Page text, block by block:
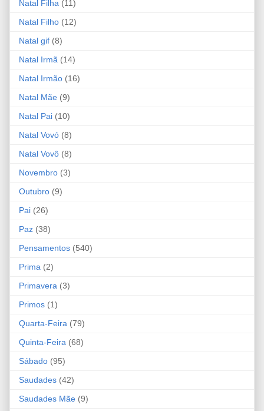
Natal Filha (11)
Natal Filho (12)
Natal gif (8)
Natal Irmã (14)
Natal Irmão (16)
Natal Mãe (9)
Natal Pai (10)
Natal Vovó (8)
Natal Vovô (8)
Novembro (3)
Outubro (9)
Pai (26)
Paz (38)
Pensamentos (540)
Prima (2)
Primavera (3)
Primos (1)
Quarta-Feira (79)
Quinta-Feira (68)
Sábado (95)
Saudades (42)
Saudades Mãe (9)